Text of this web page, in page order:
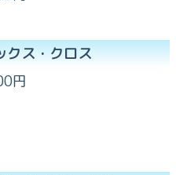
クス・クロス
円